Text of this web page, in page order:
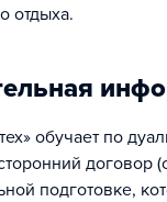
отдыха.
обучает по
договор
подготовке,